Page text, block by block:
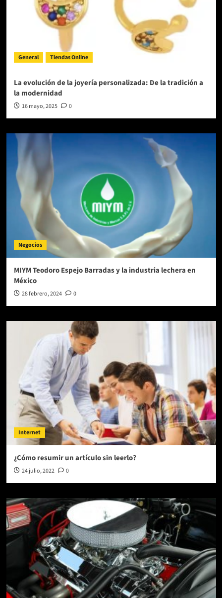
General Tiendas Online
La evolución de la joyería personalizada: De la tradición a
la modernidad
16 mayo, 2025 0
Negocios
MIYM Teodoro Espejo Barradas y la industria lechera en
México
28 febrero, 2024 0
Internet
¿Cómo resumir un artículo sin leerlo?
24 julio, 2022 0